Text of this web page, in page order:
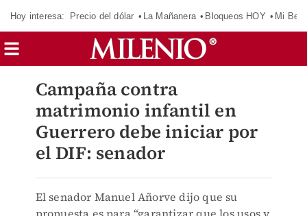
Hoy interesa: Precio del dólar La Mañanera Bloqueos HOY Mi
Campaña contra
matrimonio infantil en
Guerrero debe iniciar por
el DIF: senador
El senador Manuel Añorve dijo que su